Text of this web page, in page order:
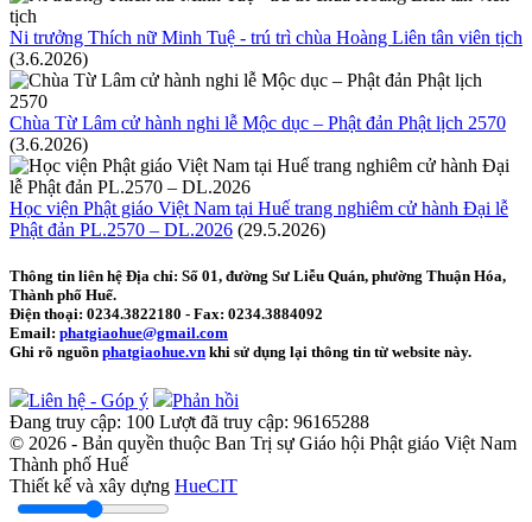
Ni trưởng Thích nữ Minh Tuệ - trú trì chùa Hoàng Liên tân viên tịch
(3.6.2026)
Chùa Từ Lâm cử hành nghi lễ Mộc dục – Phật đản Phật lịch 2570
(3.6.2026)
Học viện Phật giáo Việt Nam tại Huế trang nghiêm cử hành Đại lễ
Phật đản PL.2570 – DL.2026 (29.5.2026)
Thông tin liên hệ Địa chỉ: Số 01, đường Sư Liễu Quán, phường Thuận Hóa,
Thành phố Huế.
Điện thoại: 0234.3822180 - Fax: 0234.3884092
Email: phatgiaohue@gmail.com
Ghi rõ nguồn phatgiaohue.vn khi sử dụng lại thông tin từ website này.
Liên hệ - Góp ý
Phản hồi
Đang truy cập: 100 Lượt đã truy cập: 96165288
© 2026 - Bản quyền thuộc Ban Trị sự Giáo hội Phật giáo Việt Nam
Thành phố Huế
Thiết kế và xây dựng HueCIT